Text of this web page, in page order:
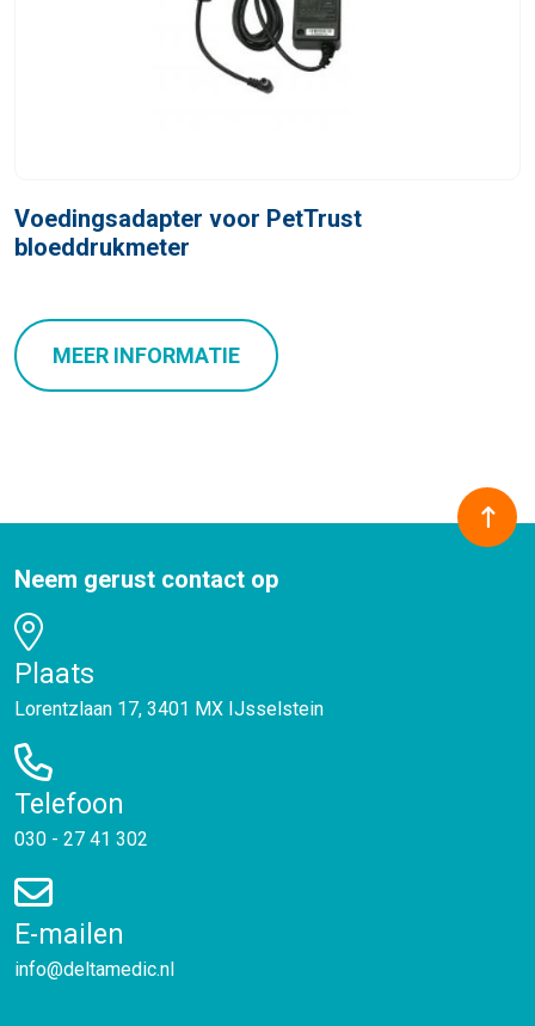
Voedingsadapter voor PetTrust
bloeddrukmeter
MEER INFORMATIE
Neem gerust contact op
Plaats
Lorentzlaan 17, 3401 MX IJsselstein
Telefoon
030 - 27 41 302
E-mailen
info@deltamedic.nl